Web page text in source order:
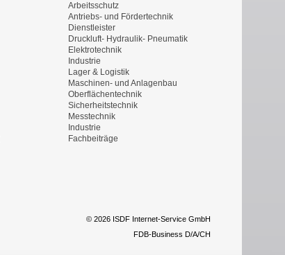
Arbeitsschutz
Antriebs- und Fördertechnik
Dienstleister
Druckluft- Hydraulik- Pneumatik
Elektrotechnik
Industrie
Lager & Logistik
Maschinen- und Anlagenbau
Oberflächentechnik
Sicherheitstechnik
Messtechnik
Industrie
Fachbeiträge
© 2026 ISDF Internet-Service GmbH
FDB-Business D/A/CH